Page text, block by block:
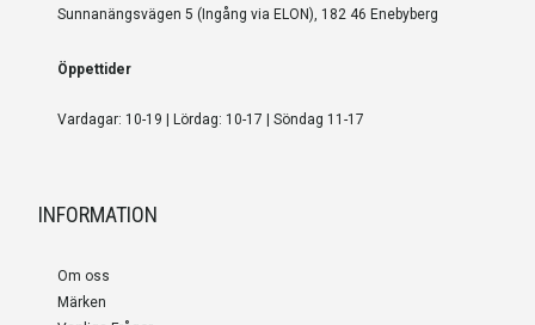
Sunnanängsvägen 5 (Ingång via ELON), 182 46 Enebyberg
Öppettider
Vardagar: 10-19 | Lördag: 10-17 | Söndag 11-17
INFORMATION
Om oss
Märken